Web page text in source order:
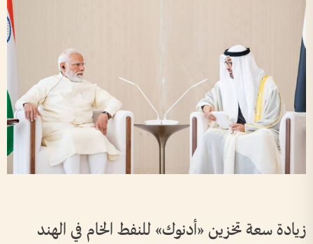
زيادة سعة تخزين «أدنوك» للنفط الخام في الهند